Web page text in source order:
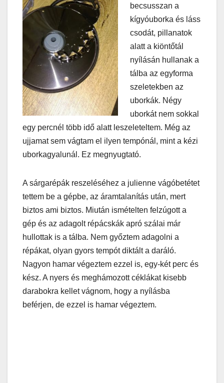
becsusszan a
kígyóuborka és láss
csodát, pillanatok
alatt a kiöntőtál
nyílásán hullanak a
tálba az egyforma
szeletekben az
uborkák. Négy
uborkát nem sokkal
egy percnél több idő alatt leszeleteltem. Még az
ujjamat sem vágtam el ilyen tempónál, mint a kézi
uborkagyalunál. Ez megnyugtató.
A sárgarépák reszeléséhez a julienne vágóbetétet
tettem be a gépbe, az áramtalanítás után, mert
biztos ami biztos. Miután ismételten felzúgott a
gép és az adagolt répácskák apró szálai már
hullottak is a tálba. Nem győztem adagolni a
répákat, olyan gyors tempót diktált a daráló.
Nagyon hamar végeztem ezzel is, egy-két perc és
kész. A nyers és meghámozott céklákat kisebb
darabokra kellet vágnom, hogy a nyílásba
beférjen, de ezzel is hamar végeztem.